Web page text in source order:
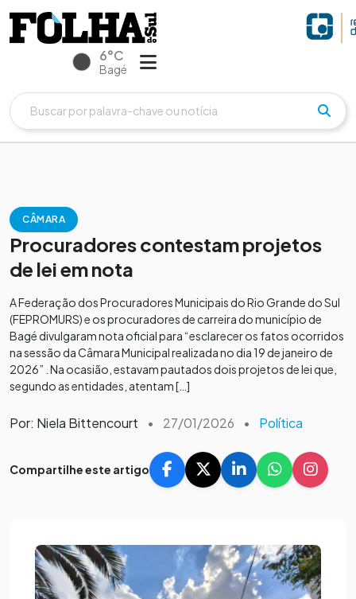
6°C
Bagé
CÂMARA
Procuradores contestam projetos
de lei em nota
A Federação dos Procuradores Municipais do Rio Grande do Sul
(FEPROMURS) e os procuradores de carreira do município de
Bagé divulgaram nota oficial para “esclarecer os fatos ocorridos
na sessão da Câmara Municipal realizada no dia 19 de janeiro de
2026” . Na ocasião, estavam pautados dois projetos de lei que,
segundo as entidades, atentam […]
Por: Niela Bittencourt • 27/01/2026 • Política
Compartilhe este artigo